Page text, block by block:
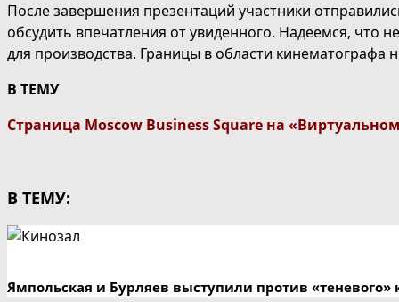
После завершения презентаций участники
обсудить впечатления от увиденного. Надеемся, что
для производства. Границы в области кинематографа
В ТЕМУ
Страница Moscow Business Square на
В ТЕМУ:
Ямпольская и Бурляев выступили против «теневого»